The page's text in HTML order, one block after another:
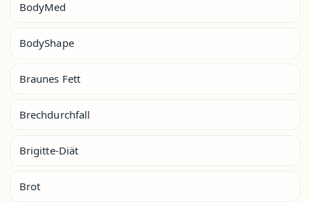
BodyMed
BodyShape
Braunes Fett
Brechdurchfall
Brigitte-Diät
Brot